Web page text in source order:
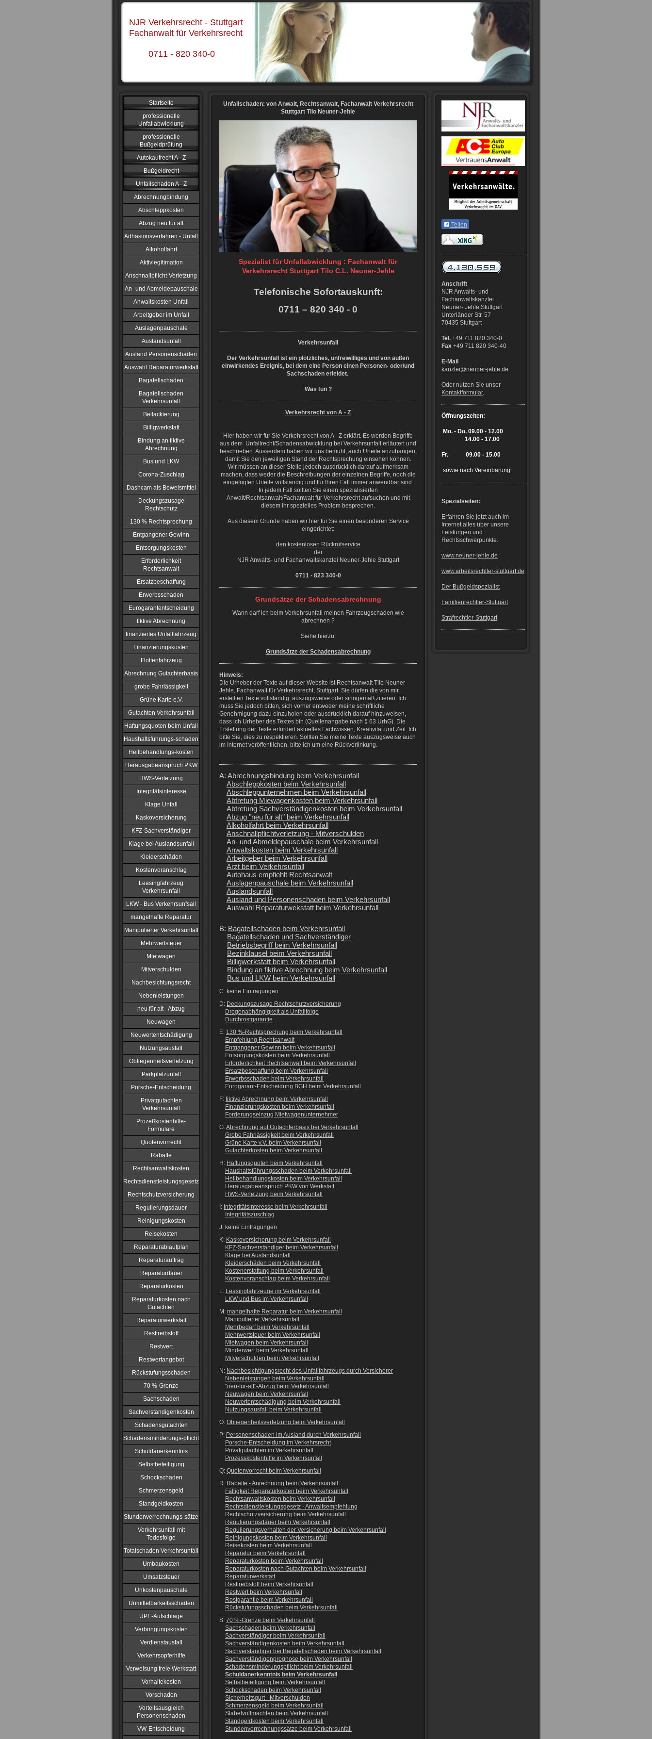
NJR Verkehrsrecht - Stuttgart
Fachanwalt für Verkehrsrecht
0711 - 820 340-0
Startseite
professionelle
Unfallabwicklung
professionelle
Bußgeldprüfung
Autokaufrecht A - Z
Bußgeldrecht
Unfallschaden A - Z
Abrechnungbindung
Abschleppkosten
Abzug neu für alt
Adhäsionsverfahren - Unfall
Alkoholfahrt
Aktivlegitimation
Anschnallpflicht-Verletzung
An- und Abmeldepauschale
Anwaltskosten Unfall
Arbeitgeber im Unfall
Auslagenpauschale
Auslandsunfall
Ausland Personenschaden
Auswahl Reparaturwerkstatt
Bagatellschaden
Bagatellschaden
Verkehrsunfall
Beilackierung
Billigwerkstatt
Bindung an fiktive
Abrechnung
Bus und LKW
Corona-Zuschlag
Dashcam als Beweismittel
Deckungszusage
Rechtschutz
130 % Rechtsprechung
Entgangener Gewinn
Entsorgungskosten
Erforderlichkeit
Rechtsanwalt
Ersatzbeschaffung
Erwerbsschaden
Eurogarantentscheidung
fiktive Abrechnung
finanziertes Unfallfahrzeug
Finanzierungskosten
Flottenfahrzeug
Abrechnung Gutachterbasis
grobe Fahrlässigkeit
Grüne Karte e.V.
Gutachten Verkehrsunfall
Haftungsquoten beim Unfall
Haushaltsführungs-schaden
Heilbehandlungs-kosten
Herausgabeanspruch PKW
HWS-Verletzung
Integritätsinteresse
Klage Unfall
Kaskoversicherung
KFZ-Sachverständiger
Klage bei Auslandsunfall
Kleiderschäden
Kostenvoranschlag
Leasingfahrzeug
Verkehrsunfall
LKW - Bus Verkehrsunfsall
mangelhafte Reparatur
Manipulierter Verkehrsunfall
Mehrwertsteuer
Mietwagen
Mitverschulden
Nachbesichtungsrecht
Nebenleistungen
neu für alt - Abzug
Neuwagen
Neuwertentschädigung
Nutzungsausfall
Obliegenheitsverletzung
Parkplatzunfall
Porsche-Entscheidung
Privatgutachten
Verkehrsunfall
Prozeßkostenhilfe-
Formulare
Quotenvorrecht
Rabatte
Rechtsanwaltskosten
Rechtsdienstleistungsgesetz
Rechtschutzversicherung
Regulierungsdauer
Reinigungskosten
Reisekosten
Reparaturablaufplan
Reparaturauftrag
Reparaturdauer
Reparaturkosten
Reparaturkosten nach
Gutachten
Reparaturwerkstatt
Resttreibstoff
Restwert
Restwertangebot
Rückstufungsschaden
70 %-Grenze
Sachschaden
Sachverständigenkosten
Schadensgutachten
Schadensminderungs-pflicht
Schuldanerkenntnis
Selbstbeteiligung
Schockschaden
Schmerzensgeld
Standgeldkosten
Stundenverrechnungs-sätze
Verkehrsunfall mit
Todesfolge
Totalschaden Verkehrsunfall
Umbaukosten
Umsatzsteuer
Unkostenpauschale
Unmittelbarkeitsschaden
UPE-Aufschläge
Verbringungskosten
Verdienstausfall
Verkehrsopferhilfe
Verweisung freie Werkstatt
Vorhaltekosten
Vorschaden
Vorteilsausgleich
Personenschaden
VW-Entscheidung
Unfallschaden: von Anwalt, Rechtsanwalt, Fachanwalt Verkehrsrecht
Stuttgart Tilo Neuner-Jehle
Spezialist für Unfallabwicklung : Fachanwalt für
Verkehrsrecht Stuttgart Tilo C.L. Neuner-Jehle
Telefonische Sofortauskunft:
0711 – 820 340 - 0
Verkehrsunfall
Der Verkehrsunfall ist ein plötzliches, unfreiwilliges und von außen
einwirkendes Ereignis, bei dem eine Person einen Personen- oder/und
Sachschaden erleidet.
Was tun ?
Verkehrsrecht von A - Z
Hier haben wir für Sie Verkehrsrecht von A - Z erklärt. Es werden Begriffe
aus dem Unfallrecht/Schadensabwicklung bei Verkehrsunfall erläutert und
beschrieben. Ausserdem haben wir uns bemüht, auch Urteile anzuhängen,
damit Sie den jeweiligen Stand der Rechtsprechung einsehen können.
Wir müssen an dieser Stelle jedoch ausdrücklich darauf aufmerksam
machen, dass weder die Beschreibungen der einzelnen Begriffe, noch die
eingefügten Urteile vollständig und für Ihren Fall immer anwendbar sind.
In jedem Fall sollten Sie einen spezialisierten
Anwalt/Rechtsanwalt/Fachanwalt für Verkehrsrecht aufsuchen und mit
diesem Ihr spezielles Problem besprechen.
Aus diesem Grunde haben wir hier für Sie einen besonderen Service
eingerichtet:
den kostenlosen Rückrufservice
der
NJR Anwalts- und Fachanwaltskanzlei Neuner-Jehle Stuttgart
0711 - 823 340-0
Grundsätze der Schadensabrechnung
Wann darf ich beim Verkehrsunfall meinen Fahrzeugschaden wie
abrechnen ?
Siehe hierzu:
Grundsätze der Schadensabrechnung
Hinweis:
Die Urheber der Texte auf dieser Website ist Rechtsanwalt Tilo Neuner-
Jehle, Fachanwalt für Verkehrsrecht, Stuttgart. Sie dürfen die von mir
erstellten Texte vollständig, auszugsweise oder sinngemäß zitieren. Ich
muss Sie jedoch bitten, sich vorher entweder meine schriftliche
Genehmigung dazu einzuholen oder ausdrücklich darauf hinzuweisen,
dass ich Urheber des Textes bin (Quellenangabe nach § 63 UrhG). Die
Erstellung der Texte erfordert aktuelles Fachwissen, Kreativität und Zeit. Ich
bitte Sie, dies zu respektieren. Sollten Sie meine Texte auszugsweise auch
im Internet veröffentlichen, bitte ich um eine Rückverlinkung.
A: Abrechnungsbindung beim Verkehrsunfall
Abschleppkosten beim Verkehrsunfall
Abschleppunternehmen beim Verkehrsunfall
Abtretung Miewagenkosten beim Verkehrsunfall
Abtretung Sachverständigenkosten beim Verkehrsunfall
Abzug "neu für alt" beim Verkehrsunfall
Alkoholfahrt beim Verkehrsunfall
Anschnallpflichtverletzung - Mitverschulden
An- und Abmeldepauschale beim Verkehrsunfall
Anwaltskosten beim Verkehrsunfall
Arbeitgeber beim Verkehrsunfall
Arzt beim Verkehrsunfall
Autohaus empfiehlt Rechtsanwalt
Auslagenpauschale beim Verkehrsunfall
Auslandsunfall
Ausland und Personenschaden beim Verkehrsunfall
Auswahl Reparaturwekstatt beim Verkehrsunfall
B: Bagatellschaden beim Verkehrsunfall
Bagatellschaden und Sachverständiger
Betriebsbegriff beim Verkehrsunfall
Bezinklausel beim Verkehrsunfall
Billigwerkstatt beim Verkehrsunfall
Bindung an fiktive Abrechnung beim Verkehrsunfall
Bus und LKW beim Verkehrsunfall
C: keine Eintragungen
D: Deckungszusage Rechtschutzversicherung
Drogenabhängigkeit als Unfallfolge
Durchrostgarantie
E: 130 %-Rechtsprechung beim Verkehrsunfall
Empfehlung Rechtsanwalt
Entgangener Gewinn beim Verkehrsunfall
Entsorgungskosten beim Verkehrsunfall
Erforderlichkeit Rechtsanwalt beim Verkehrsunfall
Ersatzbeschaffung beim Verkehrsunfall
Erwerbsschaden beim Verkehrsunfall
Eurogarant-Entscheidung BGH beim Verkehrsunfall
F: fiktive Abrechnung beim Verkehrsunfall
Finanzierungskosten beim Verkehrsunfall
Forderungseinzug Mietwagenunternehmer
G:Abrechnung auf Gutachterbasis bei Verkehrsunfall
Grobe Fahrlässigkeit beim Verkehrsunfall
Grüne Karte v.V. beim Verkehrsunfall
Gutachterkosten beim Verkehrsunfall
H: Haftungsquoten beim Verkehrsunfall
Haushaltsführungsschaden beim Verkehrsunfall
Heilbehandlungskosten beim Verkehrsunfall
Herausgabeanspruch PKW von Werkstatt
HWS-Verletzung beim Verkehrsunfall
I: Integritätsinteresse beim Verkehrsunfall
Integritätszuschlag
J: keine Eintragungen
K: Kaskoversicherung beim Verkehrsunfall
KFZ-Sachverständiger beim Verkehrsunfall
Klage bei Auslandsunfall
Kleiderschäden beim Verkehrsunfall
Kostenerstattung beim Verkehrsunfall
Kostenvoranschlag beim Verkehrsunfall
L: Leasingfahrzeuge im Verkehrsunfall
LKW und Bus im Verkehrsunfall
M: mangelhafte Reparatur beim Verkehrsunfall
Manipulierter Verkehrsunfall
Mehrbedarf beim Verkehrsunfall
Mehrwertsteuer beim Verkehrsunfall
Mietwagen beim Verkehrsunfall
Minderwert beim Verkehrsunfall
Mitverschulden beim Verkehrsunfall
N: Nachbesichtigungsrecht des Unfallfahrzeugs durch Versicherer
Nebenleistungen beim Verkehrsunfall
"neu-für-alt"-Abzug beim Verkehrsunfall
Neuwagen beim Verkehrsunfall
Neuwertentschädigung beim Verkehrsunfall
Nutzungsausfall beim Verkehrsunfall
O: Obliegenheitsverletzung beim Verkehrsunfall
P: Personenschaden im Ausland durch Verkehrsunfall
Porsche-Entscheidung im Verkehrsrecht
Privatgutachten im Verkehrsunfall
Prozesskostenhilfe im Verkehrsunfall
Q: Quotenvorrecht beim Verkehrsunfall
R: Rabatte - Anrechnung beim Verkehrsunfall
Fälligkeit Reparaturkosten beim Verkehrsunfall
Rechtsanwaltskosten beim Verkehrsunfall
Rechtsdienstleistungsgesetz - Anwaltsempfehlung
Rechtschutzversicherung beim Verkehrsunfall
Regulierungsdauer beim Verkehrsunfall
Regulierungsverhalten der Versicherung beim Verkehrsunfall
Reinigungskosten beim Verkehrsunfall
Reisekosten beim Verkehrsunfall
Reparatur beim Verkehrsunfall
Reparaturkosten beim Verkehrsunfall
Reparaturkosten nach Gutachten beim Verkehrsunfall
Reparaturwerkstatt
Resttreibstoff beim Verkehrsunfall
Restwert beim Verkehrsunfall
Rostgarantie beim Verkehrsunfall
Rückstufungsschaden beim Verkehrsunfall
S: 70 %-Grenze beim Verkehrsunfall
Sachschaden beim Verkehrsunfall
Sachverständiger beim Verkehrsunfall
Sachverständigenkosten beim Verkehrsunfall
Sachverständiger bei Bagatellschaden beim Verkehrsunfall
Sachverständigenprognose beim Verkehrsunfall
Schadensminderungspflicht beim Verkehrsunfall
Schuldanerkenntnis beim Verkehrsunfall
Selbstbeteiligung beim Verkehrsunfall
Schockschaden beim Verkehrsunfall
Sicherheitsgurt - Mitverschulden
Schmerzensgeld beim Verkehrsunfall
Stabelvollmachten beim Verkehrsunfall
Standgeldkosten beim Verkehrsunfall
Stundenverrechnungssätze beim Verkehrsunfall
Teilen
Anschrift
NJR Anwalts- und
Fachanwaltskanzlei
Neuner- Jehle Stuttgart
Unterländer Str. 57
70435 Stuttgart
Tel. +49 711 820 340-0
Fax +49 711 820 340-40
E-Mail
kanzlei@neuner-jehle .de
Oder nutzen Sie unser
Kontaktformular.
Öffnungszeiten:
Mo. - Do. 09.00 - 12.00
14.00 - 17.00
Fr. 09.00 - 15.00
sowie nach Vereinbarung
Spezialseiten:
Erfahren Sie jetzt auch im
Internet alles über unsere
Leistungen und
Rechtsschwerpunkte.
www.neuner-jehle.de
www.arbeitsrechtler-stuttgart.de
Der Bußgeldspezialist
Familienrechtler-Stuttgart
Strafrechtler-Stuttgart